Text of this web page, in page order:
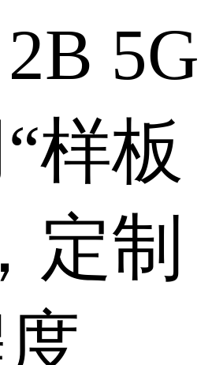
5G
样板
定制